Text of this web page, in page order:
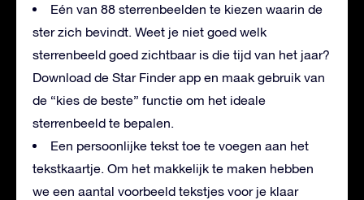
Eén van 88 sterrenbeelden te kiezen waarin de
ster zich bevindt. Weet je niet goed welk
sterrenbeeld goed zichtbaar is die tijd van het jaar?
Download de Star Finder app en maak gebruik van
de “kies de beste” functie om het ideale
sterrenbeeld te bepalen.
Een persoonlijke tekst toe te voegen aan het
tekstkaartje. Om het makkelijk te maken hebben
we een aantal voorbeeld tekstjes voor je klaar